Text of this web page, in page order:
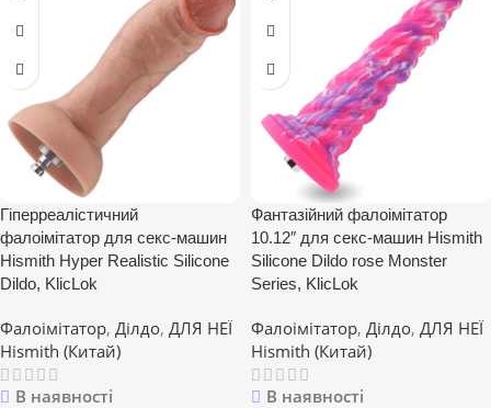
Гіперреалістичний
фалоімітатор для секс-машин
Hismith Hyper Realistic Silicone
Dildo, KlicLok
Фалоімітатор, Ділдо, ДЛЯ НЕЇ
Hismith (Китай)
В наявності
Фантазійний фалоімітатор
10.12″ для секс-машин Hismith
Silicone Dildo rose Monster
Series, KlicLok
Фалоімітатор, Ділдо, ДЛЯ НЕЇ
Hismith (Китай)
В наявності